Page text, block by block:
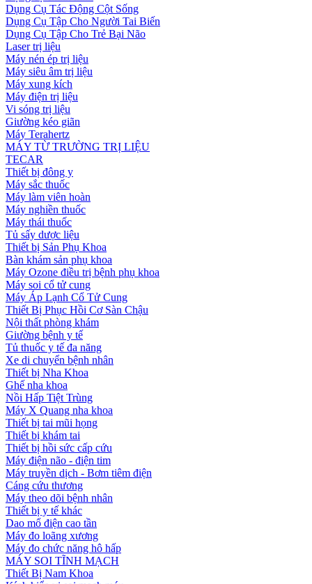
Dụng Cụ Tác Động Cột Sống
Dụng Cụ Tập Cho Người Tai Biến
Dụng Cụ Tập Cho Trẻ Bại Não
Laser trị liệu
Máy nén ép trị liệu
Máy siêu âm trị liệu
Máy xung kích
Máy điện trị liệu
Vi sóng trị liệu
Giường kéo giãn
Máy Terahertz
MÁY TỪ TRƯỜNG TRỊ LIỆU
TECAR
Thiết bị đông y
Máy sắc thuốc
Máy làm viên hoàn
Máy nghiền thuốc
Máy thái thuốc
Tủ sấy dược liệu
Thiết bị Sản Phụ Khoa
Bàn khám sản phụ khoa
Máy Ozone điều trị bệnh phụ khoa
Máy soi cổ tử cung
Máy Áp Lạnh Cổ Tử Cung
Thiết Bị Phục Hồi Cơ Sàn Chậu
Nội thất phòng khám
Giường bệnh y tế
Tủ thuốc y tế đa năng
Xe di chuyển bệnh nhân
Thiết bị Nha Khoa
Ghế nha khoa
Nồi Hấp Tiệt Trùng
Máy X Quang nha khoa
Thiết bị tai mũi họng
Thiết bị khám tai
Thiết bị hồi sức cấp cứu
Máy điện não - điện tim
Máy truyền dịch - Bơm tiêm điện
Cáng cứu thương
Máy theo dõi bệnh nhân
Thiết bị y tế khác
Dao mổ điện cao tần
Máy đo loãng xương
Máy đo chức năng hô hấp
MÁY SOI TĨNH MẠCH
Thiết Bị Nam Khoa